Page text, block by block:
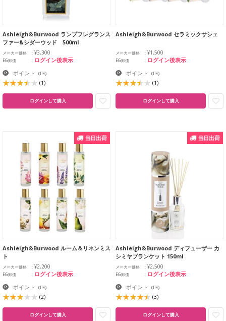
Ashleigh&Burwood ランプフレグランス
ファー&シダーウッド 500ml
メーカー価格 ¥3,300
EG卸価 ログイン後表示
ポイント :(1%)
(1)
ログインして購入
Ashleigh&Burwood セラミックサシェ
メーカー価格 ¥1,500
EG卸価 ログイン後表示
ポイント :(1%)
(1)
ログインして購入
Ashleigh&Burwood ルーム＆リネンミス
ト
メーカー価格 ¥2,200
EG卸価 ログイン後表示
ポイント :(1%)
(2)
ログインして購入
Ashleigh&Burwood ディフューザー カ
シミヤブランケット 150ml
メーカー価格 ¥2,500
EG卸価 ログイン後表示
ポイント :(1%)
(3)
ログインして購入